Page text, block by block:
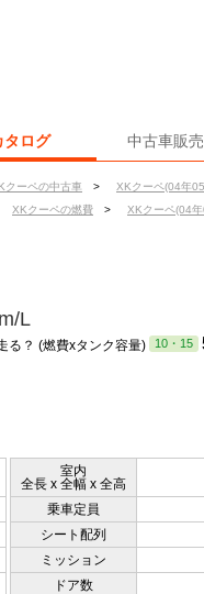
タログ 中古車販
クーペの中古車 > XKクーペ(04年
XKクーペの燃費 > XKクーペ(04
L
る？ (燃費xタンク容量) 10・15
室内
全長 x 全幅 x 全高
乗車定員
シート配列
ミッション
ドア数